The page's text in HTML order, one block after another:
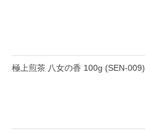
極上煎茶 八女の香 100g (SEN-009)